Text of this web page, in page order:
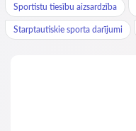
Sportistu tiesību aizsardzība
Starptautiskie sporta darījumi